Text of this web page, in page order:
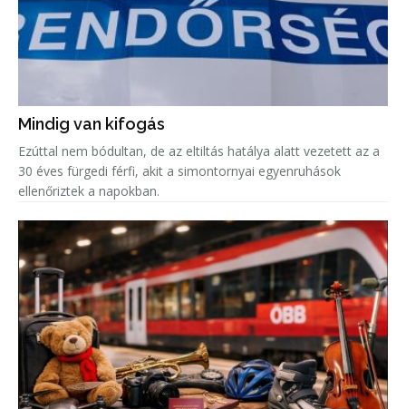
Mindig van kifogás
Ezúttal nem bódultan, de az eltiltás hatálya alatt vezetett az a
30 éves fürgedi férfi, akit a simontornyai egyenruhások
ellenőriztek a napokban.